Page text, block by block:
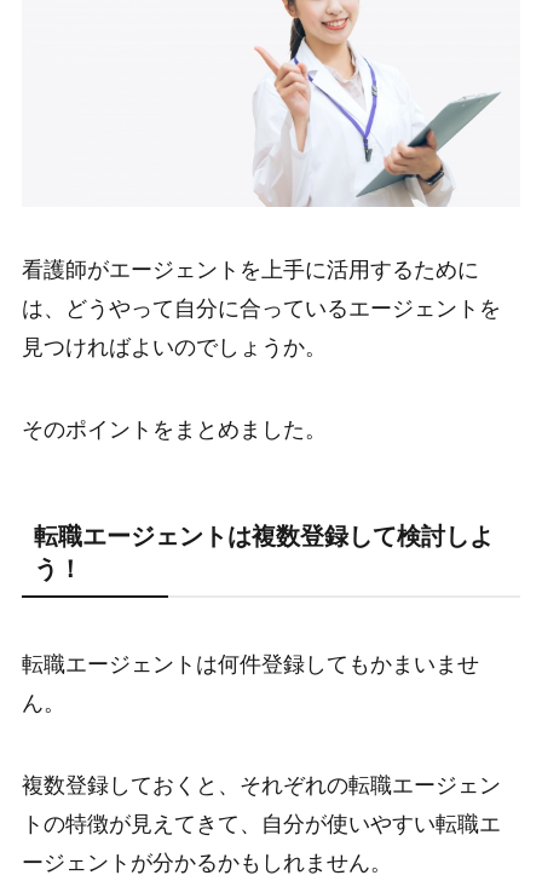
看護師がエージェントを上手に活用するために
は、どうやって自分に合っているエージェントを
見つければよいのでしょうか。
そのポイントをまとめました。
転職エージェントは複数登録して検討しよ
う！
転職エージェントは何件登録してもかまいませ
ん。
複数登録しておくと、それぞれの転職エージェン
トの特徴が見えてきて、自分が使いやすい転職エ
ージェントが分かるかもしれません。